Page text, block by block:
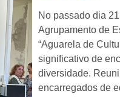
No passado dia
Agrupamento de
“Aguarela de
significativo de
diversidade.
encarregados de